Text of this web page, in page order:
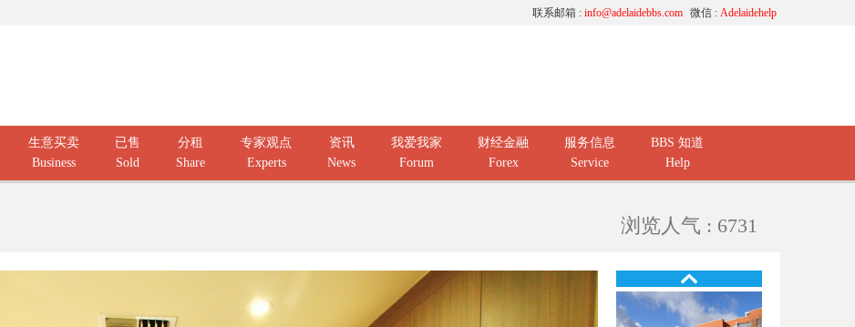
微信 : Adelaidehelp
联系邮箱 : info@adelaidebbs.com
生意买卖
Business
已售
Sold
分租
Share
专家观点
Experts
资讯
News
我爱我家
Forum
财经金融
Forex
服务信息
Service
BBS 知道
Help
浏览人气 : 6731